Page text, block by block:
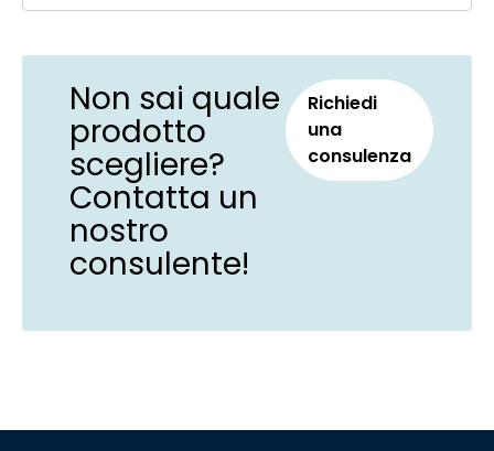
Non sai quale
prodotto
scegliere?
Contatta un
nostro
consulente!
Richiedi
una
consulenza